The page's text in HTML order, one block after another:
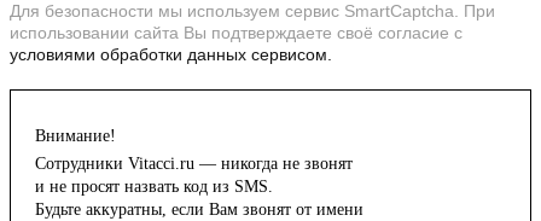
Для безопасности мы используем сервис SmartCaptcha. При
использовании сайта Вы подтверждаете своё согласие с
условиями обработки данных сервисом.
Внимание!
Сотрудники Vitacci.ru — никогда не звонят
и не просят назвать код из SMS.
Будьте аккуратны, если Вам звонят от имени